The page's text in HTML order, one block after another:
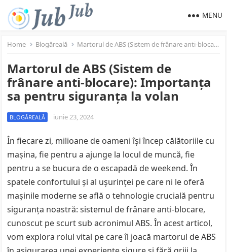
MENU
Home Blogăreală Martorul de ABS (Sistem de frânare anti-blocare): Importanța sa pentru siguranța la volan
Martorul de ABS (Sistem de
frânare anti-blocare): Importanța
sa pentru siguranța la volan
BLOGĂREALĂ iunie 23, 2024
În fiecare zi, milioane de oameni își încep călătoriile cu
mașina, fie pentru a ajunge la locul de muncă, fie
pentru a se bucura de o escapadă de weekend. În
spatele confortului și al ușurinței pe care ni le oferă
mașinile moderne se află o tehnologie crucială pentru
siguranța noastră: sistemul de frânare anti-blocare,
cunoscut pe scurt sub acronimul ABS. În acest articol,
vom explora rolul vital pe care îl joacă martorul de ABS